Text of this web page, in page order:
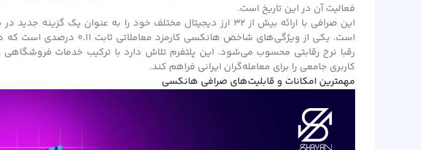
فعالیت آن در این تاریخ است.
این صرافی با ارائه بیش از ۳۲ ارز دیجیتال مختلف خود را به عنوان یک گزینه
است. یکی از ویژگی‌های شاخص هانکسی کارمزد
رقبا نرخ رقابتی محسوب می‌شود. این پلتفرم تلاش دارد با ترکیب خدمات فروشگاهی و
کاربری جامعی را برای معامله‌گران ایرانی فراهم کند.
مهمترین امکانات و قابلیت‌های صرافی هانکسی